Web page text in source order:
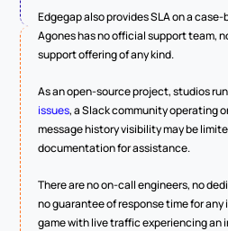
Edgegap also provides SLA on a
Agones has no official support team,
support offering of any kind.
As an open-source project, studios
issues, a Slack community operating
message history visibility may be
documentation for assistance.
There are no on-call engineers, no
no guarantee of response time for
game with live traffic experiencing